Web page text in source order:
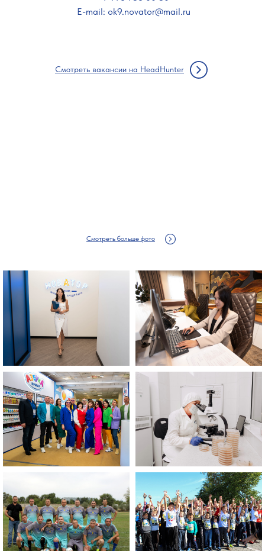
E-mail: ok9.novator@mail.ru
Смотреть вакансии на HeadHunter
Смотреть больше фото